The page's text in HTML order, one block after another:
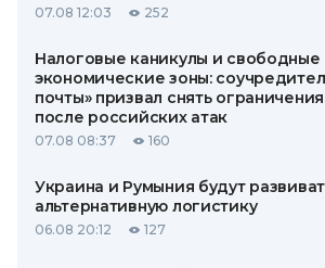
07.08 12:03 252
Налоговые каникулы и свободные
экономические зоны:
почты» призвал снять
после российских атак
07.08 08:37 160
Украина и Румыния будут
альтернативную логистику
06.08 20:12 127